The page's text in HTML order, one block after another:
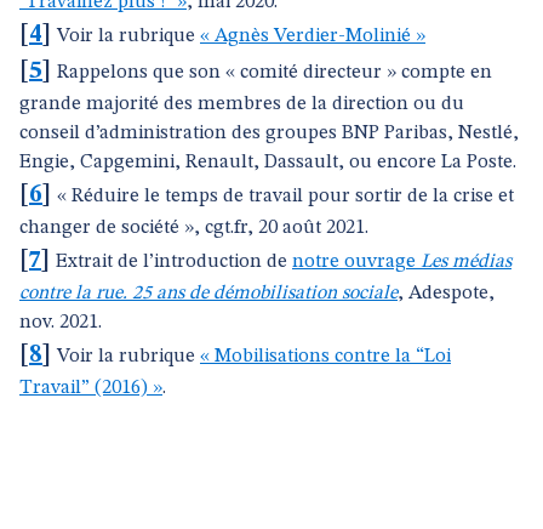
4 ]Voir la rubrique « Agnès Verdier-Molinié »
5
Rappelons que son « comité directeur » compte en
grande majorité des membres de la direction ou du
conseil d’administration des groupes BNP Paribas, Nestlé,
Engie, Capgemini, Renault, Dassault, ou encore La Poste.
6
« Réduire le temps de travail pour sortir de la crise et
changer de société », cgt.fr, 20 août 2021.
7 Extrait de l’introduction de notre ouvrage Les médias
contre la rue. 25 ans de démobilisation sociale, Adespote,
nov. 2021.
8 ]Voir la rubrique « Mobilisations contre la “Loi
Travail” (2016) ».